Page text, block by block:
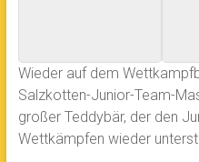
Wieder auf dem
Salzkotten-Junior-Team-
großer Teddybär, der den
Wettkämpfen wieder